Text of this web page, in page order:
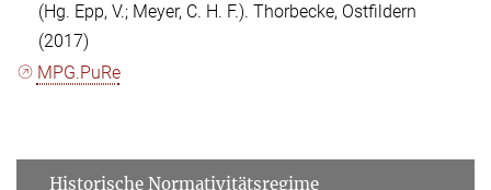
(Hg. Epp, V.; Meyer, C. H. F.). Thorbecke, Ostfildern
(2017)
MPG.PuRe
Historische Normativitätsregime